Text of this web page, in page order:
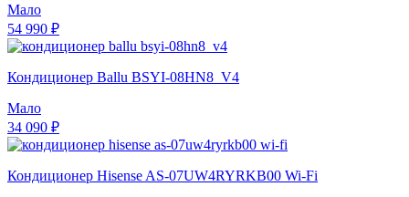
Мало
54 990 ₽
Кондиционер Ballu BSYI-08HN8_V4
Мало
34 090 ₽
Кондиционер Hisense AS-07UW4RYRKB00 Wi-Fi